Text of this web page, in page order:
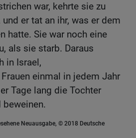
war, kehrte sie zu
er tat an ihr, was er dem
hatte. Sie war noch eine
als sie starb. Daraus
in Israel,
einmal in jedem Jahr
Tage lang die Tochter
Neuausgabe, © 2018 Deutsche